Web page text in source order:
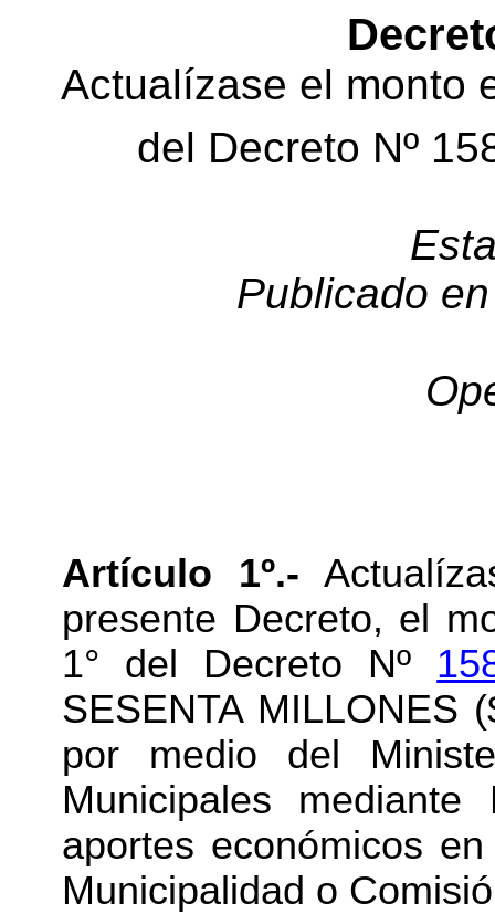
Actualízase el monto
del Decreto Nº
Publicado
Artículo 1º.-
presente Decreto, el
1° del Decreto Nº
SESENTA MILLONES
por medio del
Municipales
aportes económicos
Municipalidad o